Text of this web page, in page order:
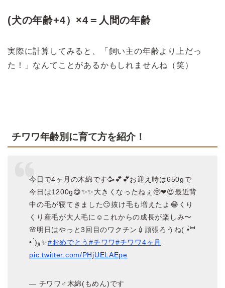
(犬の年齢+4）×4＝人間の年齢
実際に計算してみると、「飼い主の年齢より上だっ
た！」なんてことがあるかもしれませんね（笑）
チワワ年齢別に育て方を紹介！
今日で4ヶ月の木綿です🥳💕💕お迎え時は650gで
今日は1200g😋✨✨大きくなったねぇ🥺❤😍最近背
中の毛が寝てきました😏抜け毛も増えたよ😂くり
くり産毛が大人毛に☺️これからの成長が楽しみ〜
🌸明日はやっと3回目のワクチン💉頑張ろうね( •̀ᄇ
• ́)ﻭ✨#おめでとう#チワワ#チワワ4ヶ月
pic.twitter.com/PHjUELAEpe
— チワワ♂木綿(もめん)です